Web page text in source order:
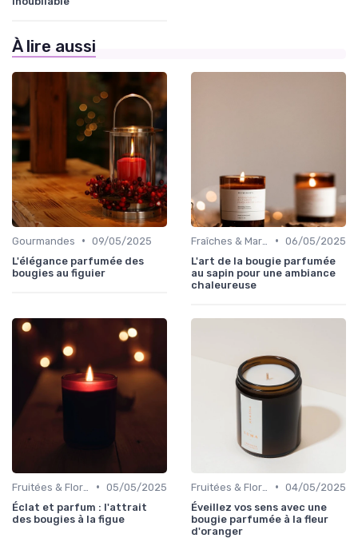
À lire aussi
Gourmandes • 09/05/2025
L'élégance parfumée des
bougies au figuier
• 06/05/2025
L'art de la bougie parfumée
au sapin pour une ambiance
chaleureuse
• 05/05/2025
Éclat et parfum : l'attrait
des bougies à la figue
• 04/05/2025
Éveillez vos sens avec une
bougie parfumée à la fleur
d'oranger